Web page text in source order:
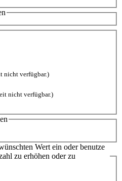
nicht verfügbar.)
nicht verfügbar.)
Wert ein oder benutze
zu erhöhen oder zu